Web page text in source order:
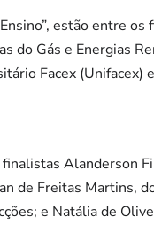
estão entre
do Gás e Energias
Facex (Unifacex)
finalistas Alanderson
de Freitas Martins,
e Natália de